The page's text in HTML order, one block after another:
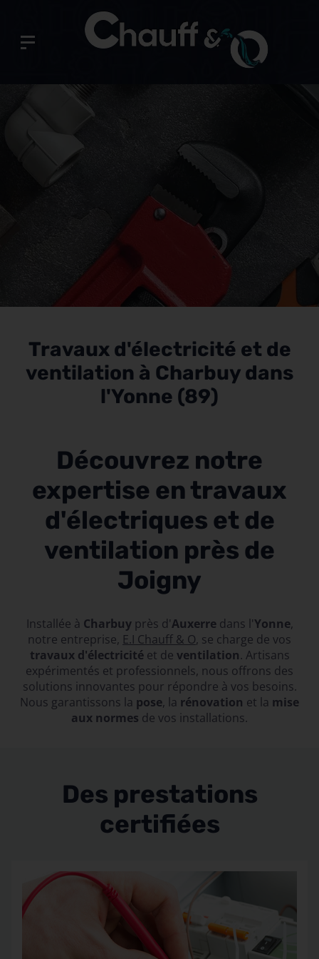
Travaux d'électricité et de
ventilation à Charbuy dans
l'Yonne (89)
Découvrez notre
expertise en travaux
d'électriques et de
ventilation près de
Joigny
Installée à Charbuy près d'Auxerre dans l'Yonne,
notre entreprise, E.I Chauff & O, se charge de vos
travaux d'électricité et de ventilation. Artisans
expérimentés et professionnels, nous offrons des
solutions innovantes pour répondre à vos besoins.
Nous garantissons la pose, la rénovation et la mise
aux normes de vos installations.
Des prestations
certifiées